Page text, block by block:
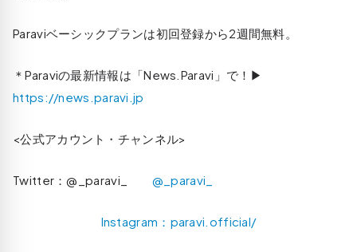
Paraviベーシックプランは初回登録から2週間無料。
＊Paraviの最新情報は「News.Paravi」で！▶︎
https://news.paravi.jp
<公式アカウント・チャンネル>
Twitter：@_paravi_ @_paravi_
Instagram：paravi.official/